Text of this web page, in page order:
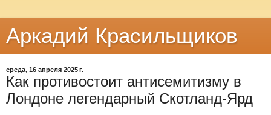
Аркадий Красильщиков
среда, 16 апреля 2025 г.
Как противостоит антисемитизму в
Лондоне легендарный Скотланд-Ярд